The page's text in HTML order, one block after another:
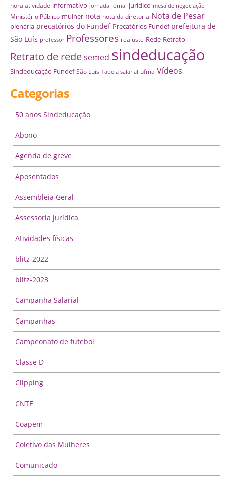
hora atividade informativo jornada jornal juridico mesa de negociação
Ministério Público mulher nota nota da diretoria Nota de Pesar
plenária precatórios do Fundef Precatórios Fundef prefeitura de
São Luís professor Professores reajuste Rede Retrato
Retrato de redesemed sindeducação
Sindeducação Fundef São Luís Tabela salarial ufma Vídeos
Categorias
50 anos Sindeducação
Abono
Agenda de greve
Aposentados
Assembleia Geral
Assessoria jurídica
Atividades físicas
blitz-2022
blitz-2023
Campanha Salarial
Campanhas
Campeonato de futebol
Classe D
Clipping
CNTE
Coapem
Coletivo das Mulheres
Comunicado